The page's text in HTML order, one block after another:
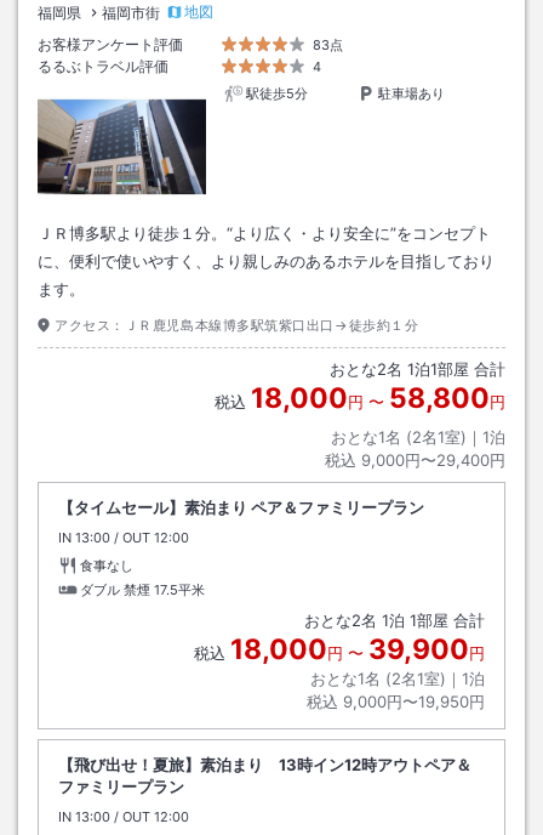
福岡県 福岡市街
地図
お客様アンケート評価
83点
るるぶトラベル評価
4
駅徒歩5分
駐車場あり
ＪＲ博多駅より徒歩１分。“より広く・より安全に”をコンセプト
に、便利で使いやすく、より親しみのあるホテルを目指しており
ます。
アクセス： ＪＲ鹿児島本線博多駅筑紫口出口→徒歩約１分
おとな2名 1泊1部屋 合計
税込 18,000円 〜 58,800円
おとな1名 (2名1室)｜ 1泊
税込 9,000円〜29,400円
【タイムセール】素泊まり ペア＆ファミリープラン
IN チェックイン
13:00 / OUT チェックアウト
12:00
食事なし
ダブル 禁煙 17.5平米
おとな2名 1泊 1部屋 合計
税込 18,000円 〜 39,900円
おとな1名 (2名1室)｜ 1泊
税込 9,000円〜19,950円
【飛び出せ！夏旅】素泊まり 13時イン12時アウトペア＆
ファミリープラン
IN チェックイン
13:00 / OUT チェックアウト
12:00